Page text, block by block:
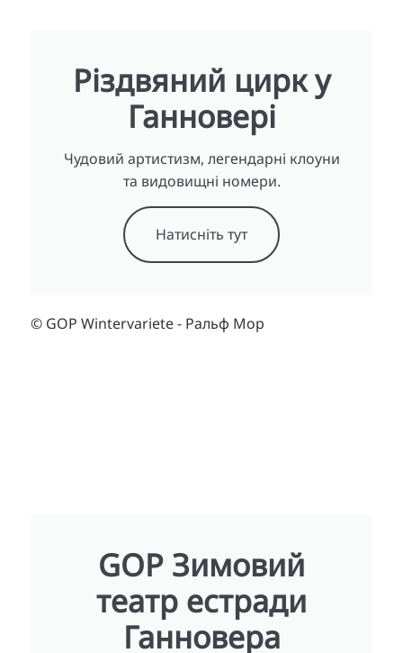
Різдвяний цирк у
Ганновері
Чудовий артистизм, легендарні клоуни
та видовищні номери.
Натисніть тут
© GOP Wintervariete - Ральф Мор
GOP Зимовий
театр естради
Ганновера